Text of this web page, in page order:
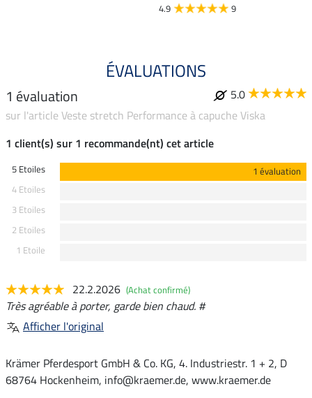
4.9 9
ÉVALUATIONS
1 évaluation
5.0
sur l'article Veste stretch Performance à capuche Viska
1 client(s) sur 1 recommande(nt) cet article
5 Etoiles
1 évaluation
4 Etoiles
3 Etoiles
2 Etoiles
1 Etoile
22.2.2026 (Achat confirmé)
Très agréable à porter, garde bien chaud. #
Afficher l'original
Krämer Pferdesport GmbH & Co. KG, 4. Industriestr. 1 + 2, D
68764 Hockenheim, info@kraemer.de, www.kraemer.de